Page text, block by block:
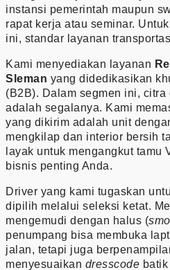
instansi pemerintah maupun
rapat kerja atau seminar.
ini, standar layanan
Kami menyediakan layanan
Sleman yang didedikasikan
(B2B). Dalam segmen ini, citra
adalah segalanya. Kami
yang dikirim adalah unit
mengkilap dan interior bersih
layak untuk mengangkut tamu
bisnis penting Anda.
Driver yang kami tugaskan
dipilih melalui seleksi ketat.
mengemudi dengan halus (
penumpang bisa membuka
jalan, tetapi juga
menyesuaikan dresscode